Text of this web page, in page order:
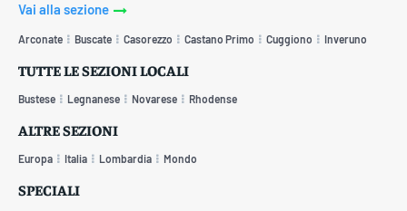
Vai alla sezione
Arconate Buscate Casorezzo Castano Primo Cuggiono Inveruno
TUTTE LE SEZIONI LOCALI
Bustese Legnanese Novarese Rhodense
ALTRE SEZIONI
Europa Italia Lombardia Mondo
SPECIALI